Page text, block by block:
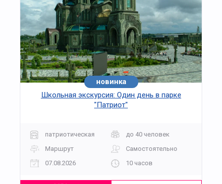
хит
новинка
Школьная экскурсия: Один день в парке
"Патриот"
патриотическая
до 40 человек
Маршрут
Самостоятельно
07.08.2026
10 часов